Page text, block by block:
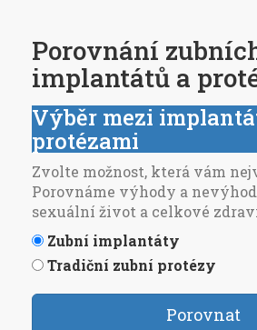
Porovnání
implantátů a
Výběr mezi
protézami
Zvolte možnost, která vám
Porovnáme výhody a
sexuální život a celkové
Zubní implantáty
Tradiční zubní protézy
Porovnat